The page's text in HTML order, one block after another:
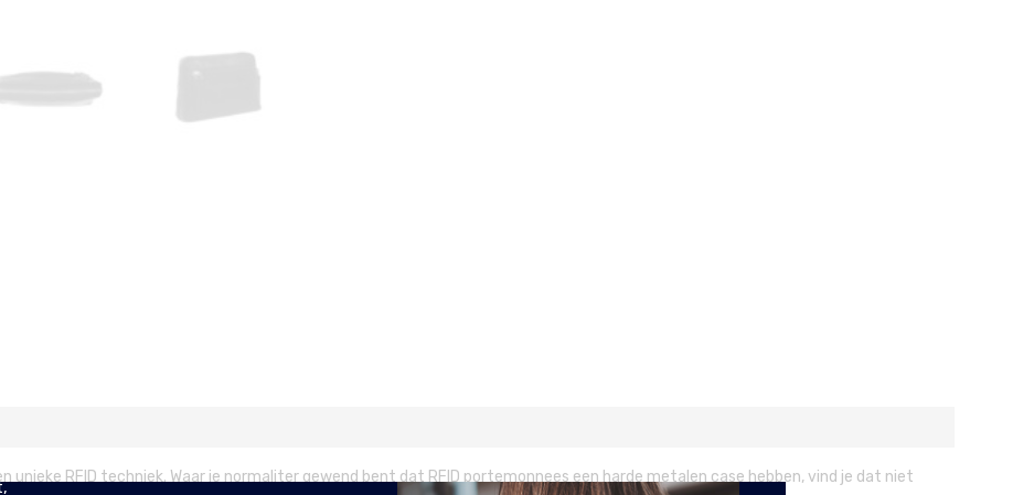
unieke RFID techniek. Waar je normaliter gewend bent dat RFID portemonnees een harde metalen case hebben, vind je dat niet